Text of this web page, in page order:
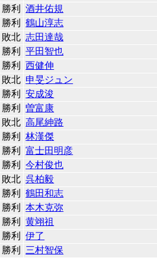
勝利
酒井佑規
勝利
鶴山淳志
敗北 志田達哉
勝利
平田智也
勝利
西健伸
敗北 申旻ジュン
勝利
安成浚
勝利
曽富康
敗北 高尾紳路
勝利
林漢傑
勝利
富士田明彦
勝利
今村俊也
敗北 呉柏毅
勝利
鶴田和志
勝利
本木克弥
勝利
黄翊祖
勝利
伊了
勝利
三村智保